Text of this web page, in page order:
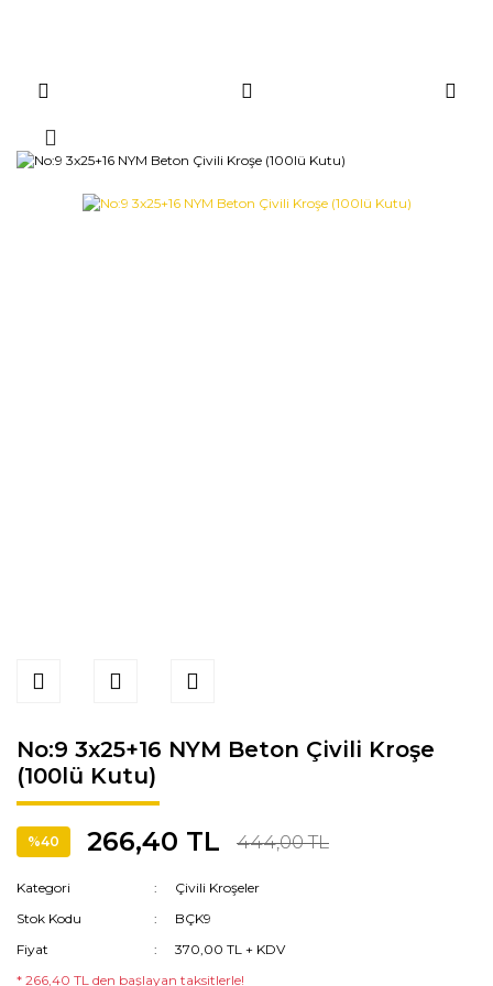
No:9 3x25+16 NYM Beton Çivili Kroşe
(100lü Kutu)
%40 266,40 TL 444,00 TL
Kategori
Çivili Kroşeler
Stok Kodu
BÇK9
Fiyat
370,00 TL + KDV
* 266,40 TL den başlayan taksitlerle!